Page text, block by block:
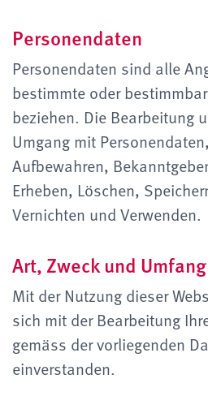
Personendaten
Personendaten sind alle
bestimmte oder
beziehen. Die Bearbeitung
Umgang mit
Aufbewahren,
Erheben, Löschen,
Vernichten und Verwenden.
Art, Zweck und
Mit der Nutzung dieser
sich mit der Bearbeitung
gemäss der vorliegenden
einverstanden.